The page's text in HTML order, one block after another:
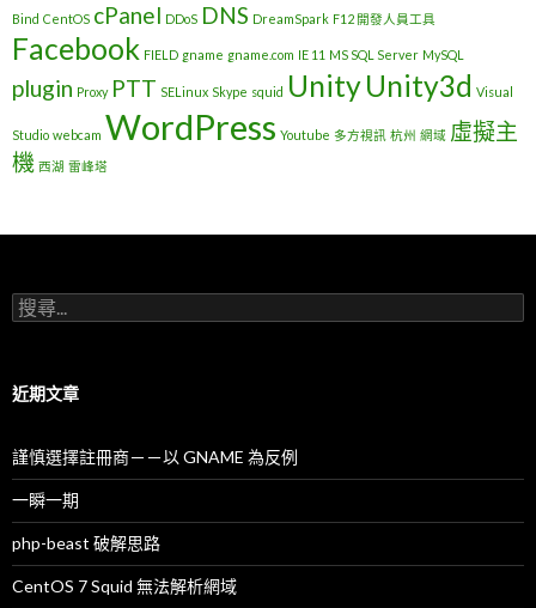
Bind CentOS cPanel DDoS DNS DreamSpark F12 開發人員工具
Facebook FIELD gname gname.com IE 11 MS SQL Server MySQL
plugin Proxy PTT SELinux Skype squid UnityUnity3d Visual
Studio webcam WordPress Youtube 多方視訊 杭州 網域 虛擬主
機 西湖 雷峰塔
搜
尋
字
近期文章
謹慎選擇註冊商－－以 GNAME 為反例
一瞬一期
php-beast 破解思路
CentOS 7 Squid 無法解析網域